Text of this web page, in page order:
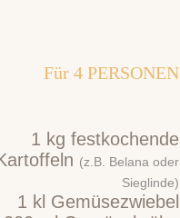
Für 4 PERSONEN
1 kg festkochende
(z.B. Belana oder
Sieglinde)
1 kl Gemüsezwiebel